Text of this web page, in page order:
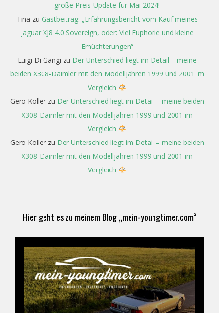
große Preis-Update für Mai 2024!
Tina zu Gastbeitrag: „Erfahrungsbericht vom Kauf meines
Jaguar XJ8 4.0 Sovereign, oder: Viel Euphorie und kleine
Ernüchterungen“
Luigi Di Gangi zu Der Unterschied liegt im Detail – meine
beiden X308-Daimler mit den Modelljahren 1999 und 2001 im
Vergleich
Gero Kollerzu Der Unterschied liegt im Detail – meine beiden
X308-Daimler mit den Modelljahren 1999 und 2001 im
Vergleich
Gero Kollerzu Der Unterschied liegt im Detail – meine beiden
X308-Daimler mit den Modelljahren 1999 und 2001 im
Vergleich
Hier geht es zu meinem Blog „mein-youngtimer.com“